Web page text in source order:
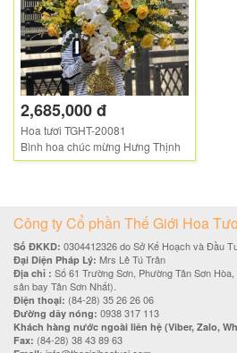
2,685,000 đ
Hoa tươi TGHT-20081
Bình hoa chúc mừng Hưng Thịnh
Công ty Cổ phần Thế Giới Hoa
Số ĐKKD: 0304412326 do Sở Kế Hoạch và Đầu
Đại Diện Pháp Lý: Mrs Lê Tú Trân
Địa chỉ : Số 61 Trường Sơn, Phường Tân Sơn
sân bay Tân Sơn Nhất).
Điện thoại: (84-28) 35 26 26 06
Đường dây nóng: 0938 317 113
Khách hàng nước ngoài liên hệ (Viber, Zalo,
Fax: (84-28) 38 43 89 63